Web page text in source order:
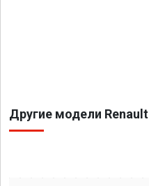
Другие модели Renault